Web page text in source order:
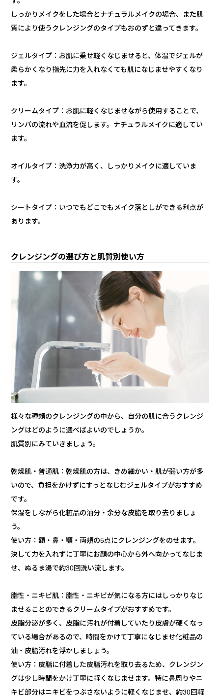
しっかりメイクをした場合とナチュラルメイクの場合、また肌
質により使うクレンジングのタイプもおのずと違ってきます。
ジェルタイプ：お肌に乗せ軽くなじませると、体温でジェルが
柔らかくなり指先に力を入れなくても肌になじませやすくなり
ます。
クリームタイプ：お肌に軽くなじませながら使用することで、
リンパの流れや血流を促します。ナチュラルメイクに適してい
ます。
オイルタイプ：洗浄力が高く、しっかりメイクに適していま
す。
シートタイプ：いつでもどこでもメイク落としができる利点が
あります。
クレンジングの選び方と肌質別使い方
様々な種類のクレンジングの中から、自分の肌に合うクレンジ
ングはどのように選べばよいのでしょうか。
肌質別にみていきましょう。
乾燥肌・普通肌：乾燥肌の方は、きめ細かい・肌が弱い方が多
いので、負担をかけずにすっとなじむジェルタイプがおすすめ
です。
保湿をしながら化粧品の油分・余分な皮脂を取り去りましょ
う。
使い方：額・鼻・顎・両頬の5点にクレンジングをのせます。
決して力を入れずに丁寧にお顔の中心から外へ向かってなじま
せ、ぬるま湯で約30回洗い流します。
脂性・ニキビ肌：脂性・ニキビが気になる方にはしっかりなじ
ませることのできるクリームタイプがおすすめです。
皮脂分泌が多く、皮脂に汚れが付着していたり皮膚が硬くなっ
ている場合があるので、時間をかけて丁寧になじませ化粧品の
油・皮脂汚れを浮かしましょう。
使い方：皮脂に付着した皮脂汚れを取り去るため、クレンジン
グは少し時間をかけ丁寧に軽くなじませます。特に鼻周りやニ
キビ部分はニキビをつぶさないように軽くなじませ、約30回軽